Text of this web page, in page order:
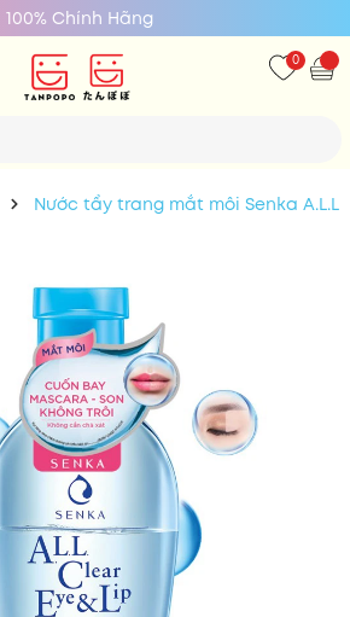
0
Nước tẩy trang mắt môi Senka A.L.L